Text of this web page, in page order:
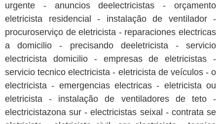
urgente - anuncios deelectricistas - orçamento
eletricista residencial - instalação de ventilador -
procuroserviço de eletricista - reparaciones electricas
a domicilio - precisando deeletricista - servicio
electricista domicilio - empresas de eletricistas -
servicio tecnico electricista - eletricista de veículos - o
electricista - emergencias electricas - eletricista ou
eletricista - instalação de ventiladores de teto -
electricistazona sur - electricistas seixal - contrata se